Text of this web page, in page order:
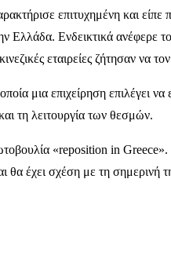
επιτυχημένη και
Ελλάδα. Ενδεικτικά ανέφερε
εταιρείες ζήτησαν να
μια επιχείρηση επιλέγει
τη λειτουργία των θεσμών.
«reposition in
θα έχει σχέση με τη